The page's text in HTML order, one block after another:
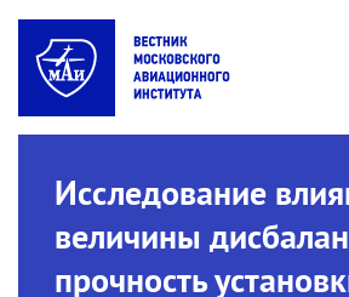
Исследование
величины
прочность